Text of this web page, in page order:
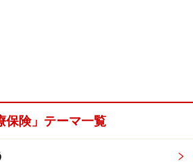
保険」テーマ一覧